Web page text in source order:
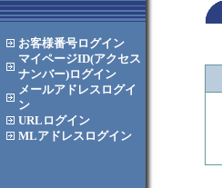
お客様番号ログイン
マイページID(アクセス
ナンバー)ログイン
メールアドレス ログイ
ン
URL ログイン
MLアドレス ログイン